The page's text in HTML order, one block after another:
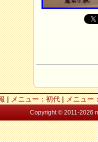
|メニュー：初代|メニュー
Copyright © 2011-2026